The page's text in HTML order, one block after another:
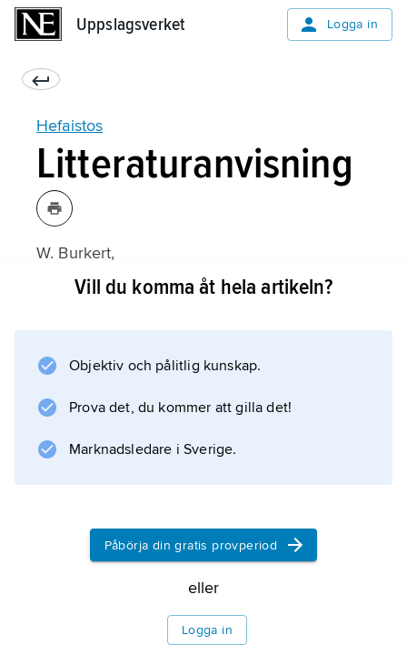
Uppslagsverket Logga in
Hefaistos
Litteraturanvisning
W. Burkert,
Greek Religion
Vill du komma åt hela artikeln?
Objektiv och pålitlig kunskap.
Prova det, du kommer att gilla det!
Marknadsledare i Sverige.
Påbörja din gratis provperiod
eller
Logga in